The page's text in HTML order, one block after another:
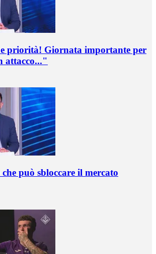
priorità! Giornata importante per
attacco..."
può sbloccare il mercato